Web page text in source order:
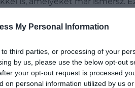
My Personal Information
third parties, or processing of your
by us, please use the below opt-out
your opt-out request is processed
on personal information utilized by us
a szavaknak a